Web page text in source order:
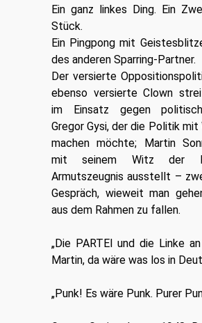
Ein ganz linkes Ding. Ein
Stück.
Ein Pingpong mit
des anderen Sparring-Partner.
Der versierte
ebenso versierte Clown
im Einsatz gegen
Gregor Gysi, der die Politik
machen möchte; Martin
mit seinem Witz der
Armutszeugnis ausstellt –
Gespräch, wieweit man
aus dem Rahmen zu fallen.
„Die PARTEI und die Linke
Martin, da wäre was los in
„Punk! Es wäre Punk. Purer